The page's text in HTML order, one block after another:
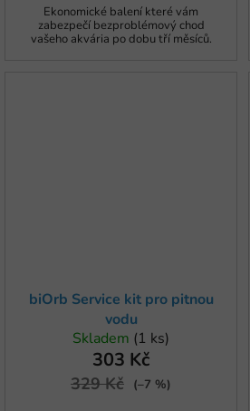
Ekonomické balení které vám
zabezpečí bezproblémový chod
vašeho akvária po dobu tří měsíců.
biOrb Service kit pro pitnou
vodu
Skladem (1 ks)
303 Kč
329 Kč (–7 %)